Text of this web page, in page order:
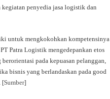
penyedia jasa logistik dan
untuk mengkokohkan kompetensinya
Patra Logistik mengedepankan etos
pada kepuasan pelanggan,
bisnis yang berlandaskan pada good
[Sumber]